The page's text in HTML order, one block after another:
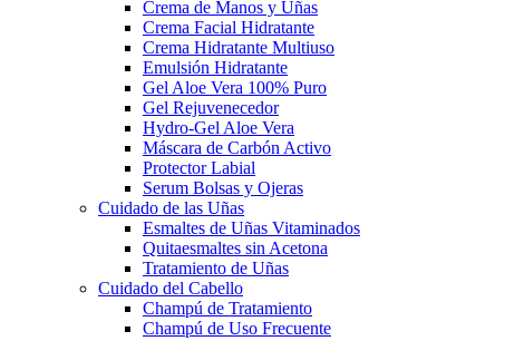
Crema de Manos y Uñas
Crema Facial Hidratante
Crema Hidratante Multiuso
Emulsión Hidratante
Gel Aloe Vera 100% Puro
Gel Rejuvenecedor
Hydro-Gel Aloe Vera
Máscara de Carbón Activo
Protector Labial
Serum Bolsas y Ojeras
Cuidado de las Uñas
Esmaltes de Uñas Vitaminados
Quitaesmaltes sin Acetona
Tratamiento de Uñas
Cuidado del Cabello
Champú de Tratamiento
Champú de Uso Frecuente